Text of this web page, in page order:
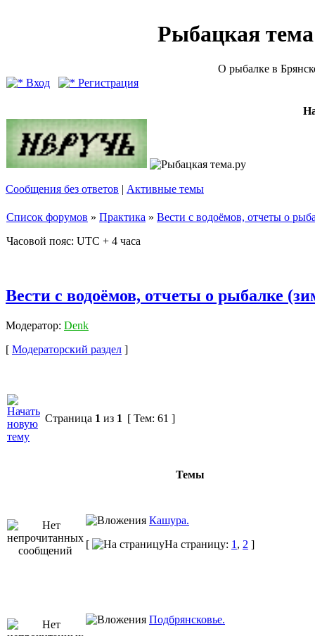
Рыбацкая
О рыбалке в
Вход
Регистрация
Сообщения без ответов | Активные темы
Список форумов » Практика » Вести с водоёмов, отчеты о
Часовой пояс: UTC + 4 часа
Вести с водоёмов, отчеты о рыбалке
Модератор: Denk
[ Модераторский раздел ]
Страница 1 из 1 [ Тем: 61 ]
Темы
Кашура.
[
На страницу: 1 , 2 ]
Подбрянсковье.